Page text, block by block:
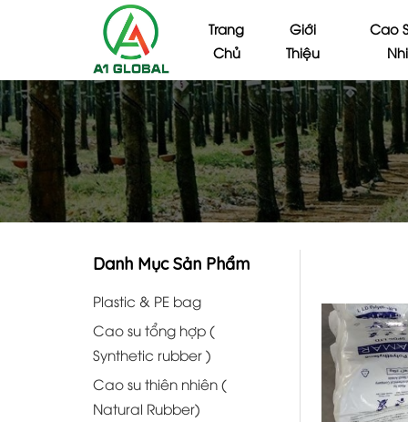
Trang
Chủ
Giới
Thiệu
Cao
Danh Mục Sản Phẩm
Plastic & PE bag
Cao su tổng hợp (
Synthetic rubber )
Cao su thiên nhiên (
Natural Rubber)